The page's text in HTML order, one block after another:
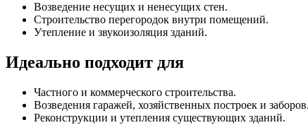
Возведение несущих и ненесущих стен.
Строительство перегородок внутри помещений.
Утепление и звукоизоляция зданий.
Идеально подходит для
Частного и коммерческого строительства.
Возведения гаражей, хозяйственных построек и заборов.
Реконструкции и утепления существующих зданий.